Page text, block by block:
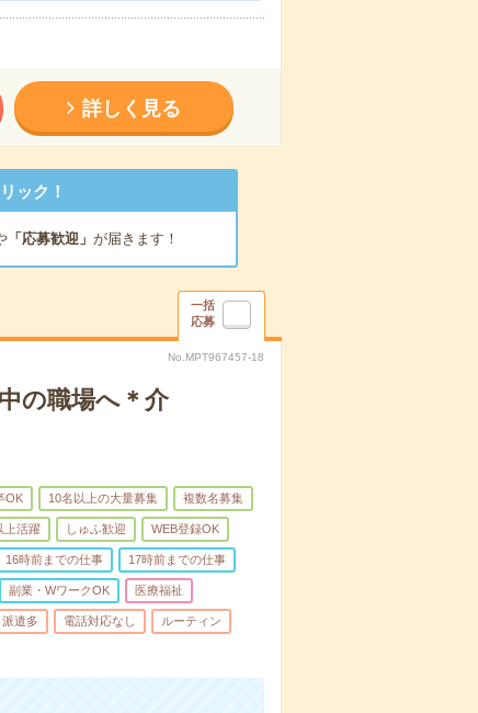
詳しく見る
ック！
「応募歓迎」 が届きます！
一括
応募
No.MPT967457-18
の職場へ＊介
OK 10名以上の大量募集 複数名募集
上活躍 しゅふ歓迎 WEB登録OK
16時前までの仕事 17時前までの仕事
副業・WワークOK 医療福祉
派遣多 電話対応なし ルーティン